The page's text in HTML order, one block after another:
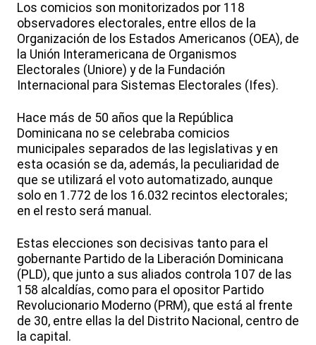
Los comicios son monitorizados por 118
observadores electorales, entre ellos de la
Organización de los Estados Americanos (OEA), de
la Unión Interamericana de Organismos
Electorales (Uniore) y de la Fundación
Internacional para Sistemas Electorales (Ifes).
Hace más de 50 años que la República
Dominicana no se celebraba comicios
municipales separados de las legislativas y en
esta ocasión se da, además, la peculiaridad de
que se utilizará el voto automatizado, aunque
solo en 1.772 de los 16.032 recintos electorales;
en el resto será manual.
Estas elecciones son decisivas tanto para el
gobernante Partido de la Liberación Dominicana
(PLD), que junto a sus aliados controla 107 de las
158 alcaldías, como para el opositor Partido
Revolucionario Moderno (PRM), que está al frente
de 30, entre ellas la del Distrito Nacional, centro de
la capital.